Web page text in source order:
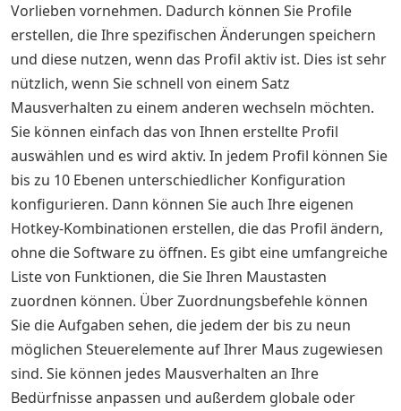
Vorlieben vornehmen. Dadurch können Sie Profile
erstellen, die Ihre spezifischen Änderungen speichern
und diese nutzen, wenn das Profil aktiv ist. Dies ist sehr
nützlich, wenn Sie schnell von einem Satz
Mausverhalten zu einem anderen wechseln möchten.
Sie können einfach das von Ihnen erstellte Profil
auswählen und es wird aktiv. In jedem Profil können Sie
bis zu 10 Ebenen unterschiedlicher Konfiguration
konfigurieren. Dann können Sie auch Ihre eigenen
Hotkey-Kombinationen erstellen, die das Profil ändern,
ohne die Software zu öffnen. Es gibt eine umfangreiche
Liste von Funktionen, die Sie Ihren Maustasten
zuordnen können. Über Zuordnungsbefehle können
Sie die Aufgaben sehen, die jedem der bis zu neun
möglichen Steuerelemente auf Ihrer Maus zugewiesen
sind. Sie können jedes Mausverhalten an Ihre
Bedürfnisse anpassen und außerdem globale oder